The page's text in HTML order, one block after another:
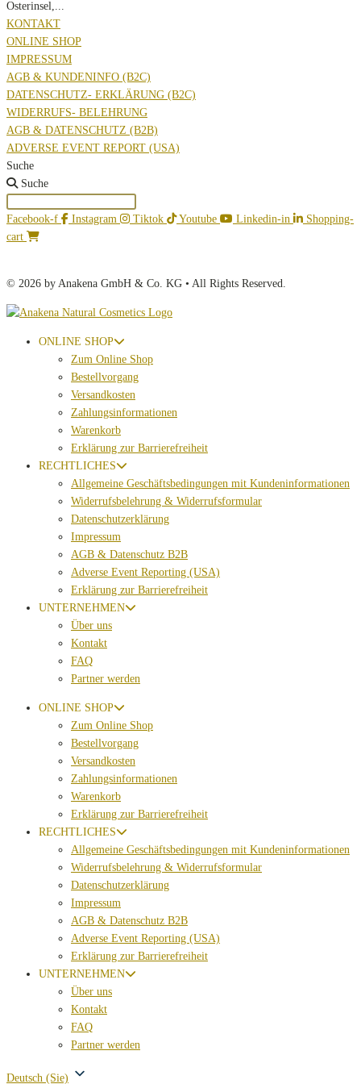
Osterinsel,...
KONTAKT
ONLINE SHOP
IMPRESSUM
AGB & KUNDENINFO (B2C)
DATENSCHUTZ- ERKLÄRUNG (B2C)
WIDERRUFS- BELEHRUNG
AGB & DATENSCHUTZ (B2B)
ADVERSE EVENT REPORT (USA)
Suche
Suche
Facebook-f Instagram Tiktok Youtube Linkedin-in
Shopping-
cart
© 2026 by Anakena GmbH & Co. KG • All Rights Reserved.
ONLINE SHOP
Zum Online Shop
Bestellvorgang
Versandkosten
Zahlungsinformationen
Warenkorb
Erklärung zur Barrierefreiheit
RECHTLICHES
Allgemeine Geschäftsbedingungen mit Kundeninformationen
Widerrufsbelehrung & Widerrufsformular
Datenschutzerklärung
Impressum
AGB & Datenschutz B2B
Adverse Event Reporting (USA)
Erklärung zur Barrierefreiheit
UNTERNEHMEN
Über uns
Kontakt
FAQ
Partner werden
ONLINE SHOP
Zum Online Shop
Bestellvorgang
Versandkosten
Zahlungsinformationen
Warenkorb
Erklärung zur Barrierefreiheit
RECHTLICHES
Allgemeine Geschäftsbedingungen mit Kundeninformationen
Widerrufsbelehrung & Widerrufsformular
Datenschutzerklärung
Impressum
AGB & Datenschutz B2B
Adverse Event Reporting (USA)
Erklärung zur Barrierefreiheit
UNTERNEHMEN
Über uns
Kontakt
FAQ
Partner werden
Deutsch (Sie)